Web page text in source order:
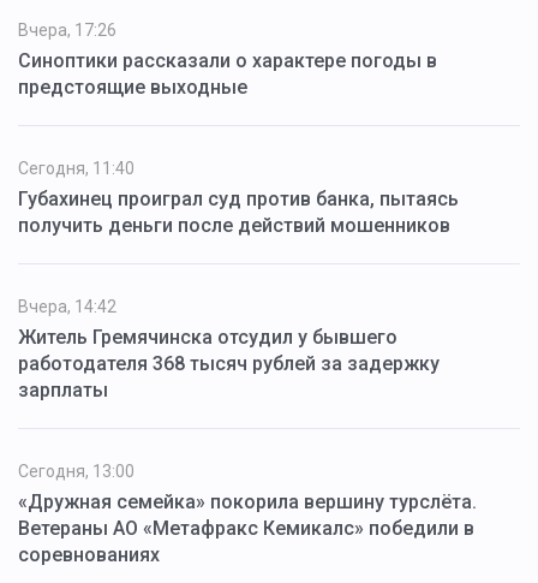
Вчера, 17:26
Синоптики рассказали о характере погоды в
предстоящие выходные
Сегодня, 11:40
Губахинец проиграл суд против банка, пытаясь
получить деньги после действий мошенников
Вчера, 14:42
Житель Гремячинска отсудил у бывшего
работодателя 368 тысяч рублей за задержку
зарплаты
Сегодня, 13:00
«Дружная семейка» покорила вершину турслёта.
Ветераны АО «Метафракс Кемикалс» победили в
соревнованиях